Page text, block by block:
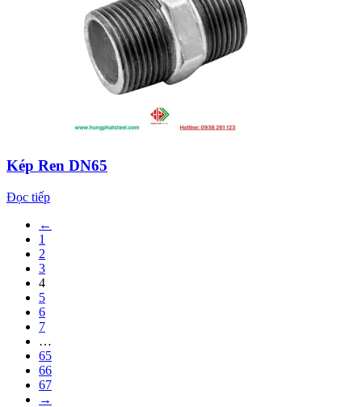
Kép Ren DN65
Đọc tiếp
←
1
2
3
4
5
6
7
…
65
66
67
→